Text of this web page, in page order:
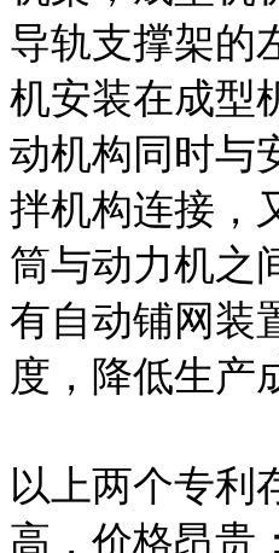
导轨支撑架的
机安装在成型
动机构同时与
拌机构连接，
筒与动力机之
有自动铺网装
度，降低生产
以上两个专利
高，价格昂贵